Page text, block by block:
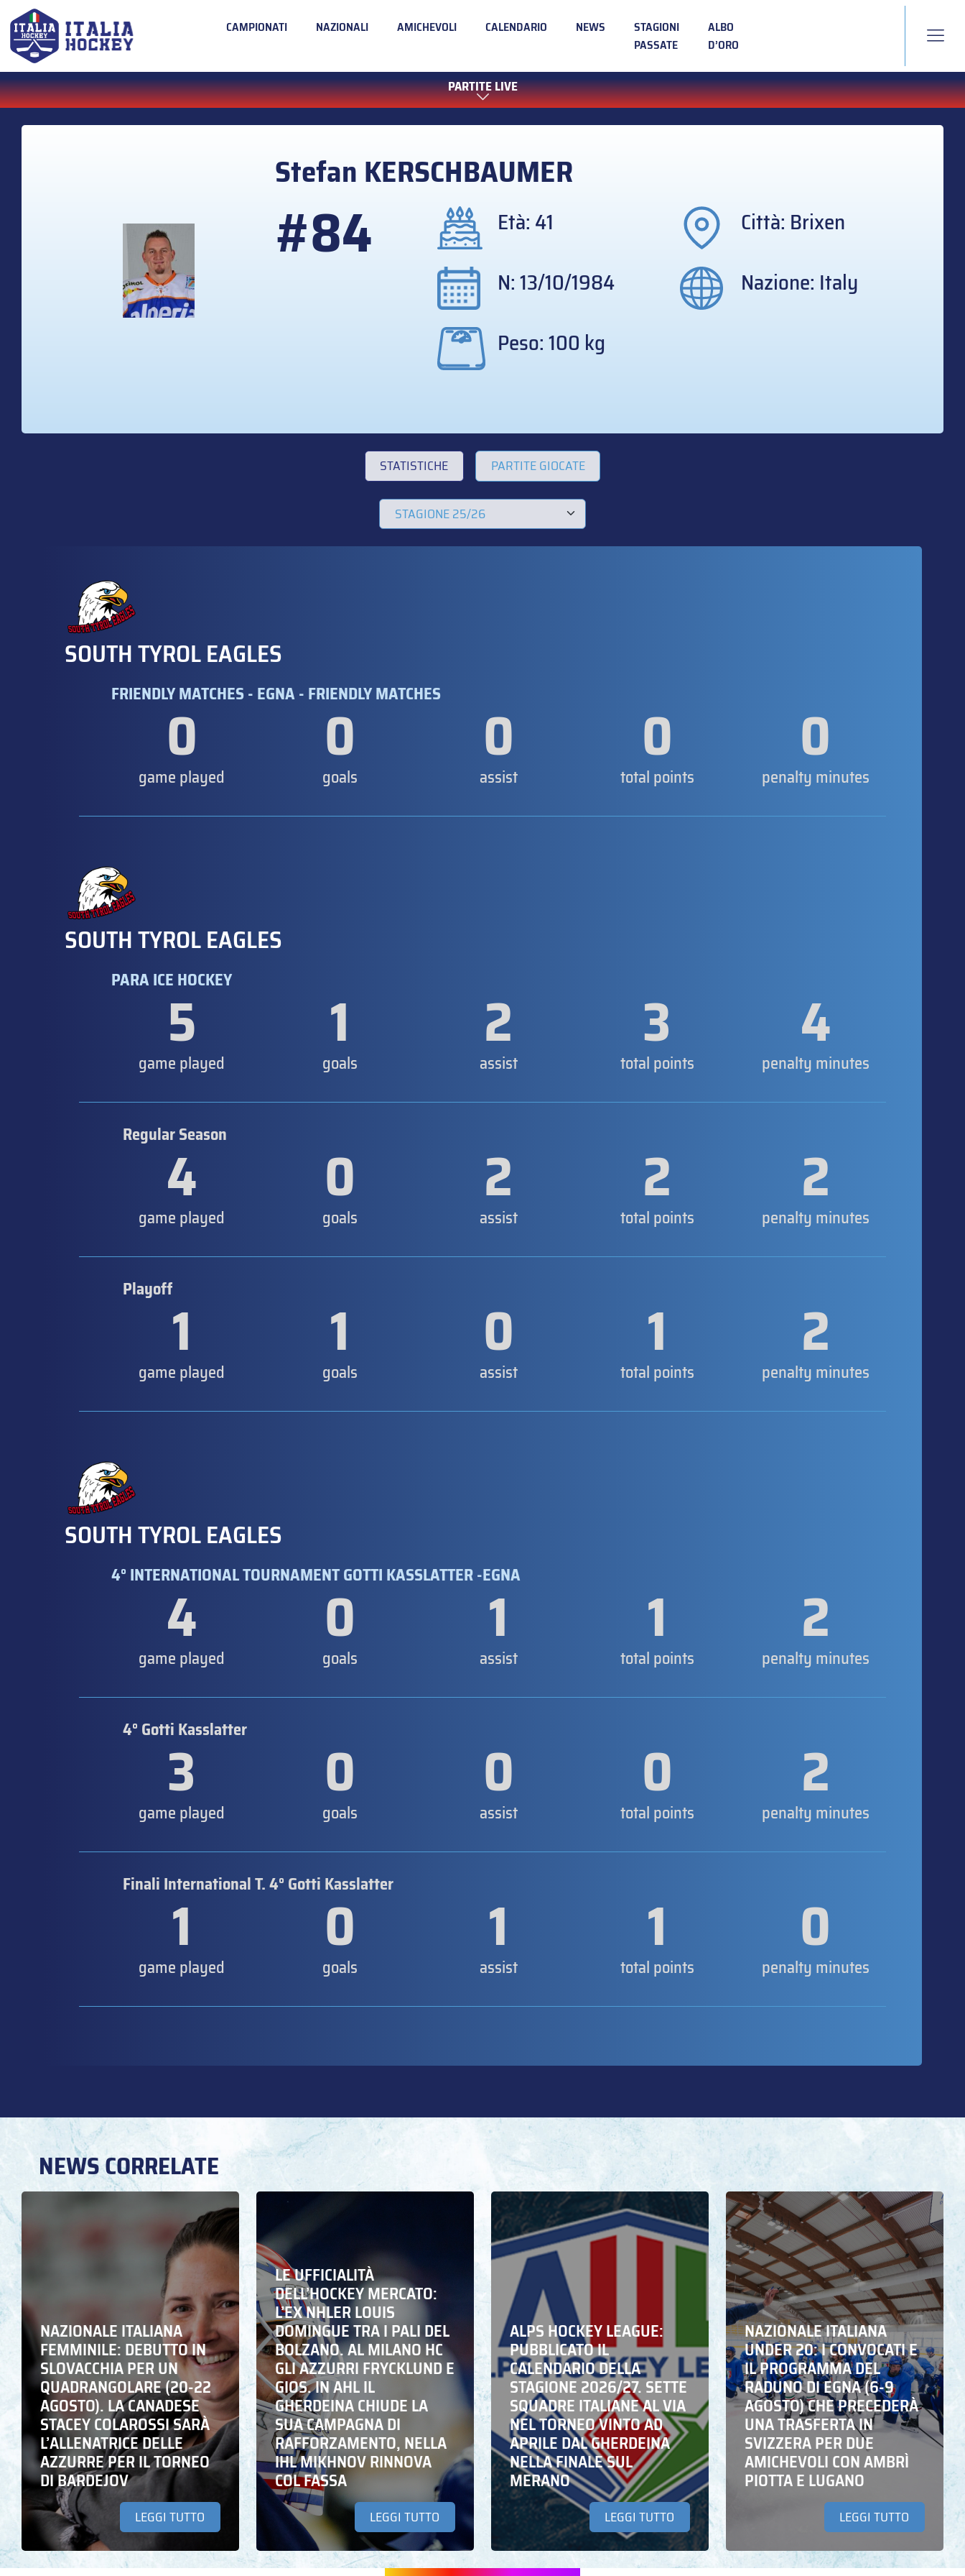
CAMPIONATI NAZIONALI AMICHEVOLI CALENDARIO NEWS
STAGIONI
PASSATE
ALBO
D’ORO
PARTITE LIVE
Stefan KERSCHBAUMER
#84 Età: 41
Città: Brixen
N: 13/10/1984
Nazione: Italy
Peso: 100 kg
STATISTICHE PARTITE GIOCATE
SOUTH TYROL EAGLES
FRIENDLY MATCHES - EGNA - FRIENDLY MATCHES
0
game played 0
goals 0
assist 0
total points 0
penalty minutes
SOUTH TYROL EAGLES
PARA ICE HOCKEY
5
game played 1
goals 2
assist 3
total points 4
penalty minutes
Regular Season
4
game played 0
goals 2
assist 2
total points 2
penalty minutes
Playoff1
game played 1
goals 0
assist 1
total points 2
penalty minutes
SOUTH TYROL EAGLES
4° INTERNATIONAL TOURNAMENT GOTTI KASSLATTER -EGNA
4
game played 0
goals 1
assist 1
total points 2
penalty minutes
4° Gotti Kasslatter
3
game played 0
goals 0
assist 0
total points 2
penalty minutes
Finali International T. 4° Gotti Kasslatter
1
game played 0
goals 1
assist 1
total points 0
penalty minutes
NEWS CORRELATE
NAZIONALE ITALIANA
FEMMINILE: DEBUTTO IN
SLOVACCHIA PER UN
QUADRANGOLARE (20-22
AGOSTO). LA CANADESE
STACEY COLAROSSI SARÀ
L’ALLENATRICE DELLE
AZZURRE PER IL TORNEO
DI BARDEJOV
LEGGI TUTTO
LE UFFICIALITÀ
DELL’HOCKEY MERCATO:
L’EX NHLER LOUIS
DOMINGUE TRA I PALI DEL
BOLZANO. AL MILANO HC
GLI AZZURRI FRYCKLUND E
GIOS. IN AHL IL
GHERDEINA CHIUDE LA
SUA CAMPAGNA DI
RAFFORZAMENTO, NELLA
IHL MIKHNOV RINNOVA
COL FASSA
LEGGI TUTTO
ALPS HOCKEY LEAGUE:
PUBBLICATO IL
CALENDARIO DELLA
STAGIONE 2026/27. SETTE
SQUADRE ITALIANE AL VIA
NEL TORNEO VINTO AD
APRILE DAL GHERDEINA
NELLA FINALE SUL
MERANO
LEGGI TUTTO
NAZIONALE ITALIANA
UNDER 20: I CONVOCATI E
IL PROGRAMMA DEL
RADUNO DI EGNA (6-9
AGOSTO) CHE PRECEDERÀ
UNA TRASFERTA IN
SVIZZERA PER DUE
AMICHEVOLI CON AMBRÌ
PIOTTA E LUGANO
LEGGI TUTTO